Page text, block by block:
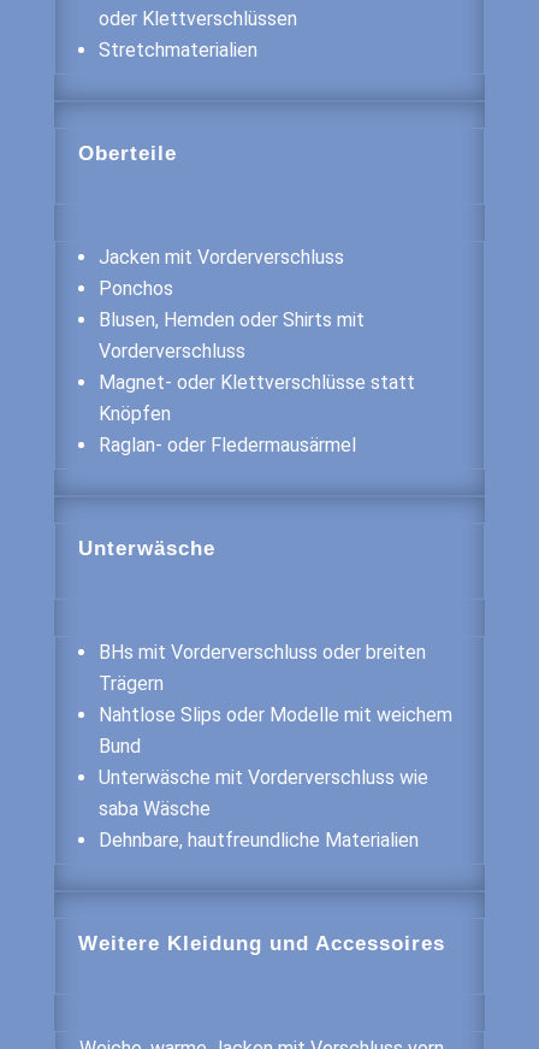
oder Klettverschlüssen
Stretchmaterialien
Oberteile
Jacken mit Vorderverschluss
Ponchos
Blusen, Hemden oder Shirts mit
Vorderverschluss
Magnet- oder Klettverschlüsse statt
Knöpfen
Raglan- oder Fledermausärmel
Unterwäsche
BHs mit Vorderverschluss oder breiten
Trägern
Nahtlose Slips oder Modelle mit weichem
Bund
Unterwäsche mit Vorderverschluss wie
saba Wäsche
Dehnbare, hautfreundliche Materialien
Weitere Kleidung und Accessoires